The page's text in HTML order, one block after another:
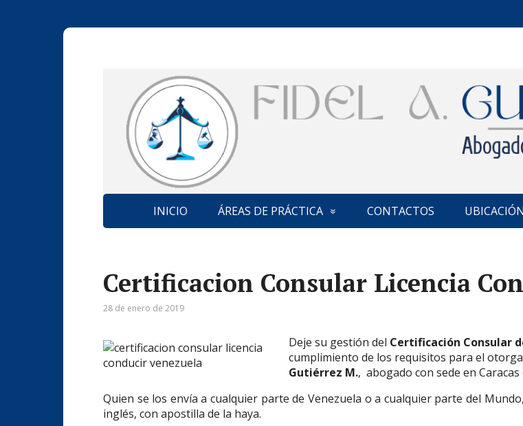
INICIO ÁREAS DE PRÁCTICA CONTACTOS UBICACIÓN
Certificacion Consular Licencia
28 de enero de 2019
Deje su gestión del Certificación Consular
cumplimiento de los requisitos para el
Gutiérrez M., abogado con sede en
Quien se los envía a cualquier parte de Venezuela o a cualquier parte del
inglés, con apostilla de la haya.